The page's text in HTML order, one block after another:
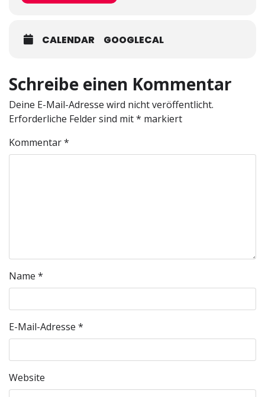
CALENDAR GOOGLECAL
Schreibe einen Kommentar
Deine E-Mail-Adresse wird nicht veröffentlicht.
Erforderliche Felder sind mit* markiert
Kommentar*
Name *
E-Mail-Adresse *
Website